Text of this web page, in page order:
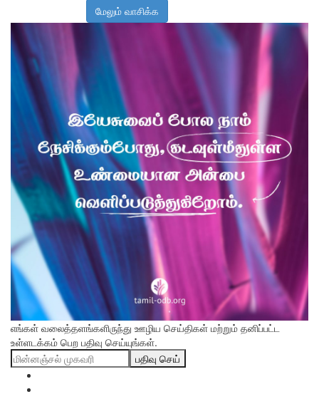
மேலும் வாசிக்க
எங்கள் வலைத்தளங்களிருந்து ஊழிய செய்திகள் மற்றும் தனிப்பட்ட
உள்ளடக்கம் பெற பதிவு செய்யுங்கள்.
பதிவு செய்